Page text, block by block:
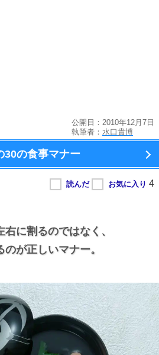
公開日：2010年12月7日
執筆者： 水口貴博
30の食事マナー
右に割るのではなく、
のが正しいマナー。